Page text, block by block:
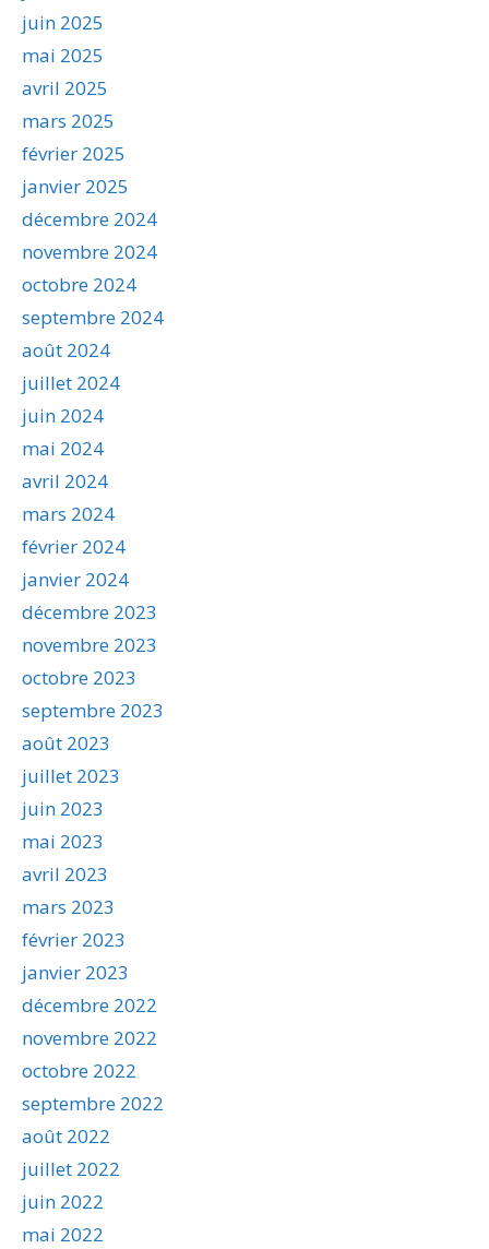
juin 2025
mai 2025
avril 2025
mars 2025
février 2025
janvier 2025
décembre 2024
novembre 2024
octobre 2024
septembre 2024
août 2024
juillet 2024
juin 2024
mai 2024
avril 2024
mars 2024
février 2024
janvier 2024
décembre 2023
novembre 2023
octobre 2023
septembre 2023
août 2023
juillet 2023
juin 2023
mai 2023
avril 2023
mars 2023
février 2023
janvier 2023
décembre 2022
novembre 2022
octobre 2022
septembre 2022
août 2022
juillet 2022
juin 2022
mai 2022